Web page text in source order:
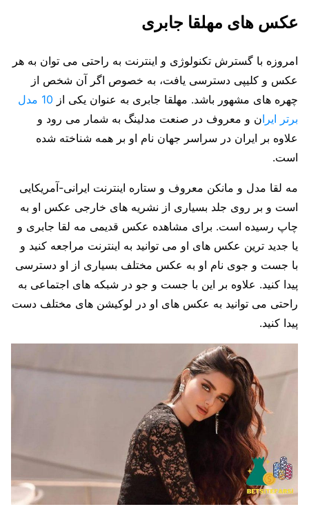
عکس های مهلقا جابری
امروزه با گسترش تکنولوژی و اینترنت به راحتی می توان به هر
عکس و کلیپی دسترسی یافت، به خصوص اگر آن شخص از
چهره های مشهور باشد. مهلقا جابری به عنوان یکی از
10 مدل
برتر ایران و معروف در صنعت مدلینگ به شمار می رود و
علاوه بر ایران در سراسر جهان نام او بر همه شناخته شده
است.
مه لقا مدل و مانکن معروف و ستاره اینترنت ایرانی-آمریکایی
است و بر روی جلد بسیاری از نشریه های خارجی عکس او به
چاپ رسیده است. برای مشاهده عکس قدیمی مه لقا جابری و
یا جدید ترین عکس های او می توانید به اینترنت مراجعه کنید و
با جست و جوی نام او به عکس مختلف بسیاری از او دسترسی
پیدا کنید. علاوه بر این با جست و جو در شبکه های اجتماعی به
راحتی می توانید به عکس های او در لوکیشن های مختلف دست
پیدا کنید.